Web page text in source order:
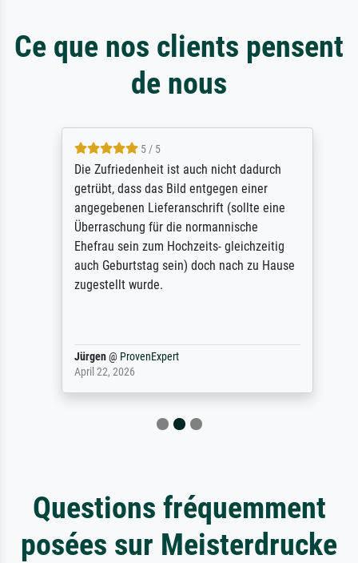
Ce que nos clients pensent
de nous
5 / 5
Die Zufriedenheit ist auch nicht dadurch
getrübt, dass das Bild entgegen einer
angegebenen Lieferanschrift (sollte eine
Überraschung für die normannische
Ehefrau sein zum Hochzeits- gleichzeitig
auch Geburtstag sein) doch nach zu Hause
zugestellt wurde.
Jürgen@ProvenExpert
April 22, 2026
Questions fréquemment
posées sur Meisterdrucke